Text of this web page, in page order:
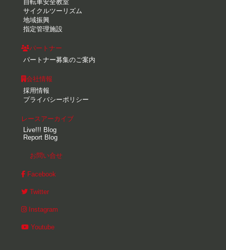
自転車安全教室
サイクルツーリズム
地域振興
指定管理施設
パートナー
パートナー募集のご案内
会社情報
採用情報
プライバシーポリシー
レースアーカイブ
Live!!! Blog
Report Blog
お問い合せ
Facebook
Twitter
Instagram
Youtube